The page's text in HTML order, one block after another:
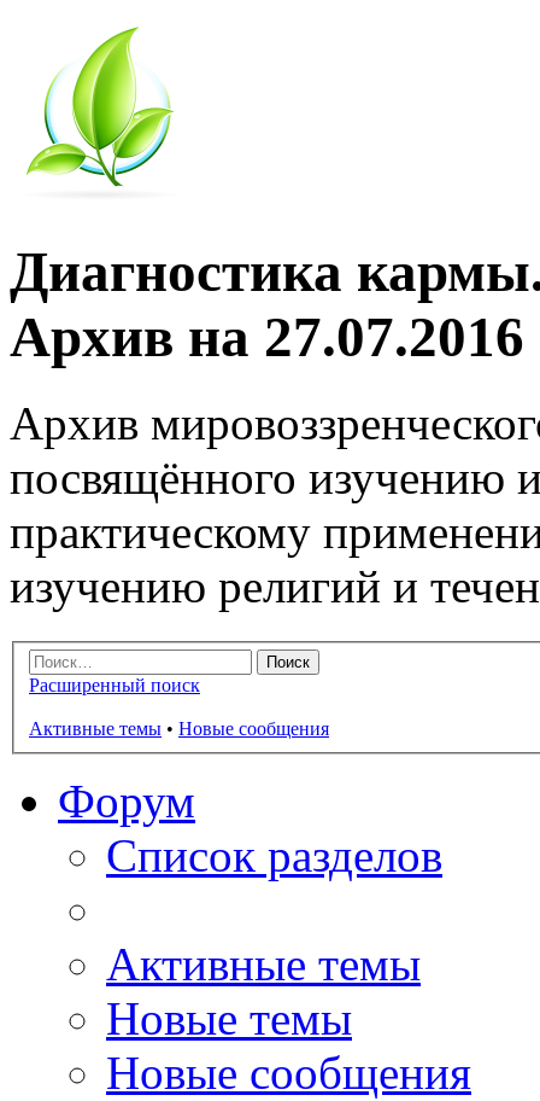
Диагностика
Архив на 27.07.2016
Архив
посвящённого изучению
практическому
изучению религий и
Расширенный поиск
Активные темы • Новые сообщения
Форум
Список разделов
Активные темы
Новые темы
Новые сообщения